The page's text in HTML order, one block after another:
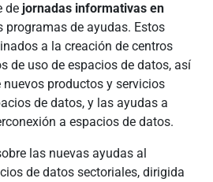
de jornadas informativas en
programas de ayudas. Estos
a la creación de centros
de uso de espacios de datos, así
productos y servicios
de datos, y las ayudas a
a espacios de datos.
las nuevas ayudas al
de datos sectoriales, dirigida